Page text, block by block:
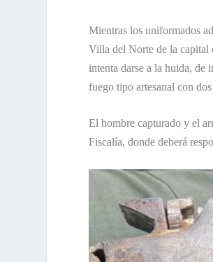
Mientras los uniformados
Villa del Norte de la capital
intenta darse a la huida, de
fuego tipo artesanal con
El hombre capturado y el
Fiscalía, donde deberá